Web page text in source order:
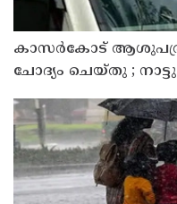
കാസർകോട്
ചോദ്യം ചെയ്തു ;
പൊലീസ്